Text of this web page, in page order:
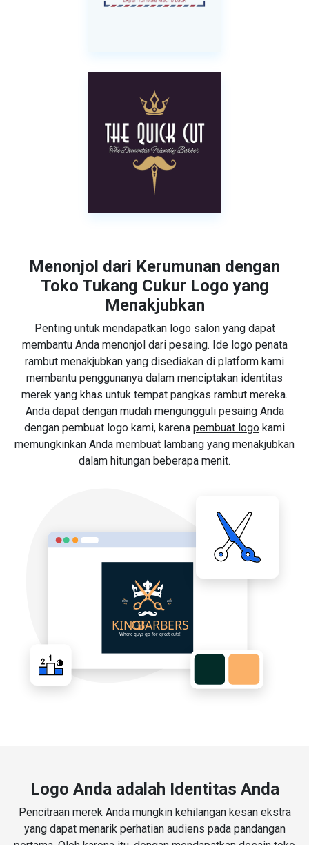
Menonjol dari Kerumunan dengan
Toko Tukang Cukur Logo yang
Menakjubkan
Penting untuk mendapatkan logo salon yang dapat
membantu Anda menonjol dari pesaing. Ide logo penata
rambut menakjubkan yang disediakan di platform kami
membantu penggunanya dalam menciptakan identitas
merek yang khas untuk tempat pangkas rambut mereka.
Anda dapat dengan mudah mengungguli pesaing Anda
dengan pembuat logo kami, karena pembuat logo kami
memungkinkan Anda membuat lambang yang menakjubkan
dalam hitungan beberapa menit.
Logo Anda adalah Identitas Anda
Pencitraan merek Anda mungkin kehilangan kesan ekstra
yang dapat menarik perhatian audiens pada pandangan